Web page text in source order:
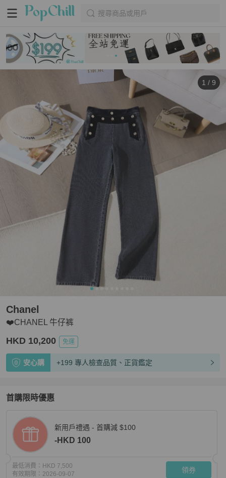
搜尋商品或用戶
1 / 9
❤️CHANEL 牛仔裤
Chanel
HKD 10,200 免運
安心購 +199 專人檢查品質、正貨鑑定
首購限時優惠
新用戶禮遇 - 首購減 $100
-HKD 100
最低消費： HKD 7,500
有效期限： 2026-09-07 領券